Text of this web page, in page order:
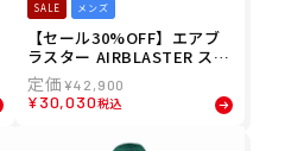
SALE メンズ
【セール30%OFF】エアブ
ラスター AIRBLASTER スノ
ボー スノボ スノーボード ウ
ェア パンツ ELASTIC BOSS
PANT AB26MPNT-1043 メ
¥42,900
¥30,030税込